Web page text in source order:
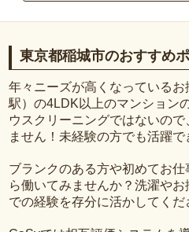
東京都稲城市のおすすめ
年々ニーズが高くなっている
駅）の4LDK以上のマンション
ウスクリーニングではないの
ません！未経験の方でも活躍で
ブランクのある方や初めてお
ら働いてみませんか？洗濯や
での経験を存分に活かしてくだ